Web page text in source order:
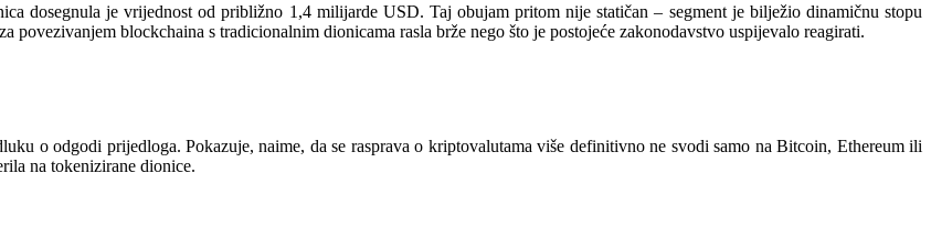
dosegnula je vrijednost od približno 1,4 milijarde USD. Taj obujam pritom nije statičan – segment je bilježio dinamičnu stopu
povezivanjem blockchaina s tradicionalnim dionicama rasla brže nego što je postojeće zakonodavstvo uspijevalo reagirati.
o odgodi prijedloga. Pokazuje, naime, da se rasprava o kriptovalutama više definitivno ne svodi samo na Bitcoin, Ethereum ili
na tokenizirane dionice.